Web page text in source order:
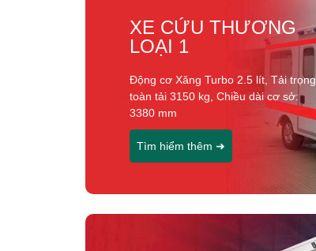
XE CỨU THƯƠNG
LOẠI 1
Động cơ Xăng Turbo 2.5 lít, Tải trọng
toàn tải 3150 kg, Chiều dài cơ sở:
3380 mm
Tìm hiểm thêm ➜